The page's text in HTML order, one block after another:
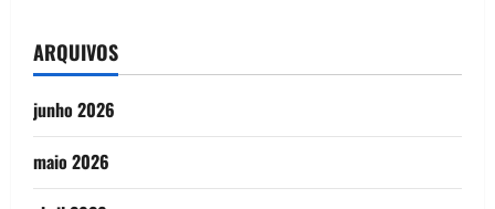
ARQUIVOS
junho 2026
maio 2026